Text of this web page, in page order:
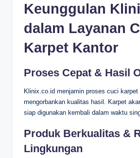
Keunggulan
dalam Layanan
Karpet Kantor
Proses Cepat & Hasil
Klinix.co.id menjamin proses cuci
mengorbankan kualitas hasil. Karpet
siap digunakan kembali dalam waktu
Produk Berkualitas &
Lingkungan